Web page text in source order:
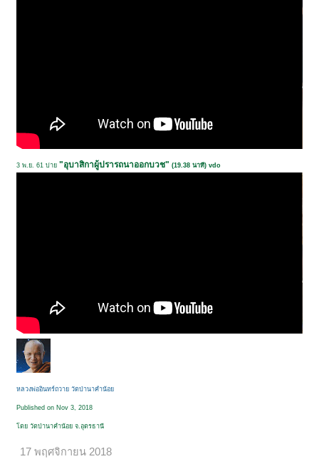
3 พ.ย. 61 บ่าย "อุบาสิกาผู้ปรารถนาออกบวช" (19.38 นาที) vdo
หลวงพ่ออินทร์ถวาย วัดป่านาคําน้อย
Published on Nov 3, 2018
โดย วัดป่านาคำน้อย จ.อุดรธานี
17 พฤศจิกายน 2018